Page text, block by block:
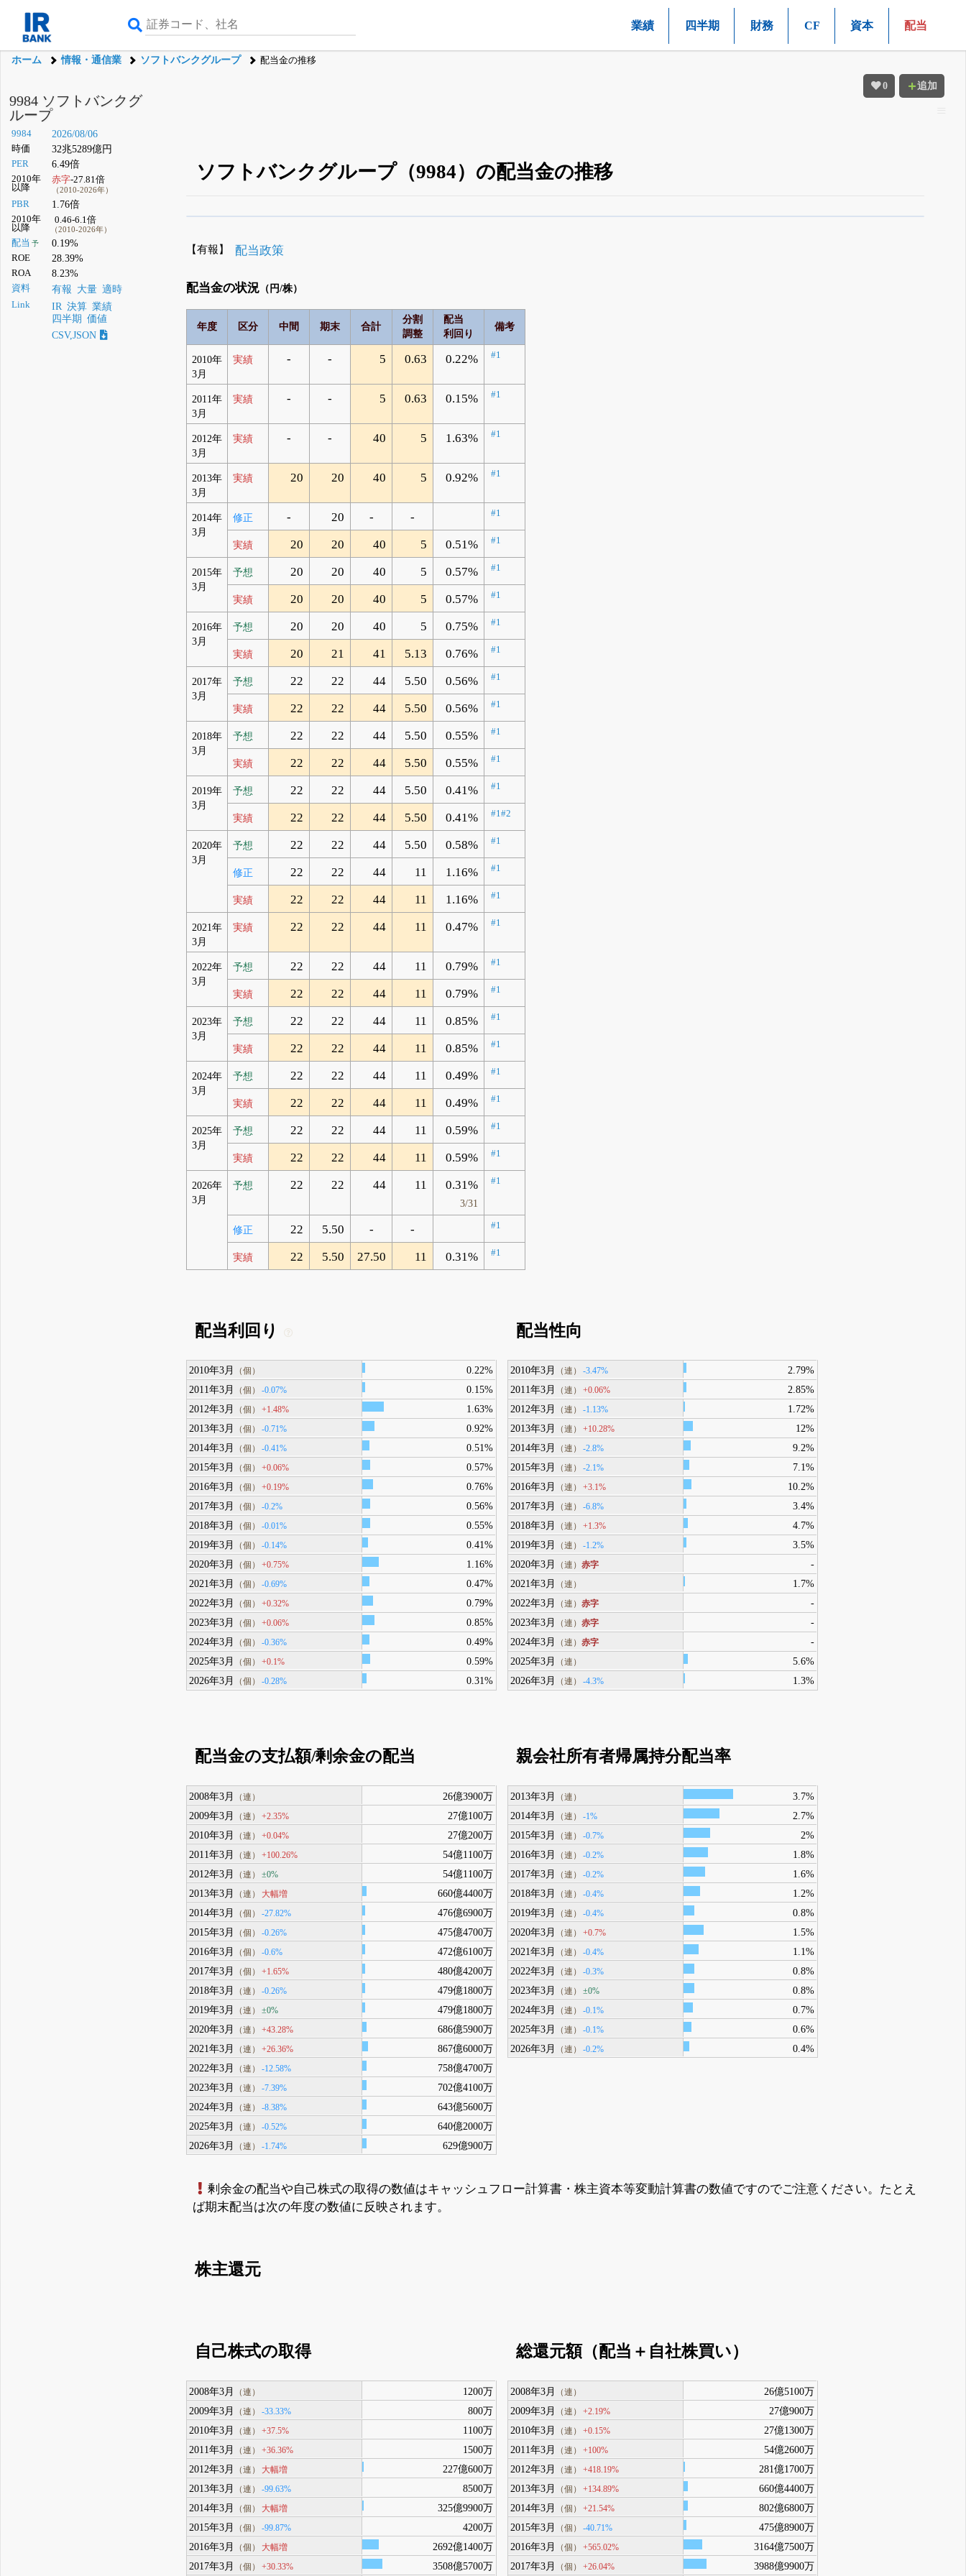
業績 四半期 財務 CF 資本 配当
ホーム 情報・通信業 ソフトバンクグループ 配当金の推移
0 追加
9984 ソフトバンクグ
ループ
9984 2026/08/06
時価 32兆5289億円
PER 6.49倍
2010年
以降
赤字-27.81倍
（2010-2026年）
PBR 1.76倍
2010年
以降
0.46-6.1倍
（2010-2026年）
配当 予 0.19%
ROE 28.39%
ROA 8.23%
資料 有報 大量 適時
Link IR 決算 業績
四半期 価値
CSV,JSON
ソフトバンクグループ（9984）の配当金の推移
【有報】 配当政策
配当金の状況 （円/株）
年度 区分 中間 期末 合計
分割
調整
配当
利回り
備考
2010年
3月
実績 - - 5 0.63 0.22% #1
2011年
3月
実績 - - 5 0.63 0.15% #1
2012年
3月
実績 - - 40 5 1.63% #1
2013年
3月
実績 20 20 40 5 0.92% #1
2014年
3月
修正 - 20 - - #1
実績 20 20 40 5 0.51% #1
2015年
3月
予想 20 20 40 5 0.57% #1
実績 20 20 40 5 0.57% #1
2016年
3月
予想 20 20 40 5 0.75% #1
実績 20 21 41 5.13 0.76% #1
2017年
3月
予想 22 22 44 5.50 0.56% #1
実績 22 22 44 5.50 0.56% #1
2018年
3月
予想 22 22 44 5.50 0.55% #1
実績 22 22 44 5.50 0.55% #1
2019年
3月
予想 22 22 44 5.50 0.41% #1
実績 22 22 44 5.50 0.41% #1#2
2020年
3月
予想 22 22 44 5.50 0.58% #1
修正 22 22 44 11 1.16% #1
実績 22 22 44 11 1.16% #1
2021年
3月
実績 22 22 44 11 0.47% #1
2022年
3月
予想 22 22 44 11 0.79% #1
実績 22 22 44 11 0.79% #1
2023年
3月
予想 22 22 44 11 0.85% #1
実績 22 22 44 11 0.85% #1
2024年
3月
予想 22 22 44 11 0.49% #1
実績 22 22 44 11 0.49% #1
2025年
3月
予想 22 22 44 11 0.59% #1
実績 22 22 44 11 0.59% #1
2026年
3月
予想 22 22 44 11 0.31%
3/31
#1
修正 22 5.50 - - #1
実績 22 5.50 27.50 11 0.31% #1
配当利回り
2010年3月 （個）
0.22%
2011年3月
（個） -0.07%
0.15%
2012年3月
（個） +1.48%
1.63%
2013年3月
（個） -0.71%
0.92%
2014年3月
（個） -0.41%
0.51%
2015年3月
（個） +0.06%
0.57%
2016年3月
（個） +0.19%
0.76%
2017年3月
（個） -0.2%
0.56%
2018年3月
（個） -0.01%
0.55%
2019年3月
（個） -0.14%
0.41%
2020年3月
（個） +0.75%
1.16%
2021年3月
（個） -0.69%
0.47%
2022年3月
（個） +0.32%
0.79%
2023年3月
（個） +0.06%
0.85%
2024年3月
（個） -0.36%
0.49%
2025年3月
（個） +0.1%
0.59%
2026年3月
（個） -0.28% 0.31%
配当性向
2010年3月 （連） -3.47%
2.79%
2011年3月
（連） +0.06%
2.85%
2012年3月
（連） -1.13%
1.72%
2013年3月
（連） +10.28%
12%
2014年3月
（連） -2.8%
9.2%
2015年3月
（連） -2.1%
7.1%
2016年3月
（連） +3.1%
10.2%
2017年3月
（連） -6.8%
3.4%
2018年3月
（連） +1.3%
4.7%
2019年3月
（連） -1.2%
3.5%
2020年3月
（連）赤字
-
2021年3月
（連）
1.7%
2022年3月
（連）赤字
-
2023年3月
（連）赤字
-
2024年3月
（連）赤字
-
2025年3月
（連）
5.6%
2026年3月
（連） -4.3% 1.3%
配当金の支払額/剰余金の配当
2008年3月 （連）
26億3900万
2009年3月
（連） +2.35%
27億100万
2010年3月
（連） +0.04%
27億200万
2011年3月
（連） +100.26%
54億1100万
2012年3月
（連） ±0%
54億1100万
2013年3月
（連） 大幅増
660億4400万
2014年3月
（個） -27.82%
476億6900万
2015年3月
（個） -0.26%
475億4700万
2016年3月
（個） -0.6%
472億6100万
2017年3月
（個） +1.65%
480億4200万
2018年3月
（連） -0.26%
479億1800万
2019年3月
（連） ±0%
479億1800万
2020年3月
（連） +43.28%
686億5900万
2021年3月
（連） +26.36%
867億6000万
2022年3月
（連） -12.58%
758億4700万
2023年3月
（連） -7.39%
702億4100万
2024年3月
（連） -8.38%
643億5600万
2025年3月
（連） -0.52%
640億2000万
2026年3月
（連） -1.74% 629億900万
親会社所有者帰属持分配当率
2013年3月 （連）
3.7%
2014年3月
（連） -1%
2.7%
2015年3月
（連） -0.7%
2%
2016年3月
（連） -0.2%
1.8%
2017年3月
（連） -0.2%
1.6%
2018年3月
（連） -0.4%
1.2%
2019年3月
（連） -0.4%
0.8%
2020年3月
（連） +0.7%
1.5%
2021年3月
（連） -0.4%
1.1%
2022年3月
（連） -0.3%
0.8%
2023年3月
（連） ±0%
0.8%
2024年3月
（連） -0.1%
0.7%
2025年3月
（連） -0.1%
0.6%
2026年3月
（連） -0.2% 0.4%
剰余金の配当や自己株式の取得の数値はキャッシュフロー計算書・株主資本等変動計算書の数値ですのでご注意ください。たとえ
ば期末配当は次の年度の数値に反映されます。
株主還元
自己株式の取得
2008年3月 （連）
1200万
2009年3月
（連） -33.33%
800万
2010年3月
（連） +37.5%
1100万
2011年3月
（連） +36.36%
1500万
2012年3月
（連） 大幅増
227億600万
2013年3月
（連） -99.63%
8500万
2014年3月
（個） 大幅増
325億9900万
2015年3月
（個） -99.87%
4200万
2016年3月
（個） 大幅増
2692億1400万
2017年3月
（個） +30.33% 3508億5700万
総還元額（配当＋自社株買い）
2008年3月 （連）
26億5100万
2009年3月
（連） +2.19%
27億900万
2010年3月
（連） +0.15%
27億1300万
2011年3月
（連） +100%
54億2600万
2012年3月
（連） +418.19%
281億1700万
2013年3月
（個） +134.89%
660億4400万
2014年3月
（個） +21.54%
802億6800万
2015年3月
（個） -40.71%
475億8900万
2016年3月
（個） +565.02%
3164億7500万
2017年3月
（個） +26.04% 3988億9900万